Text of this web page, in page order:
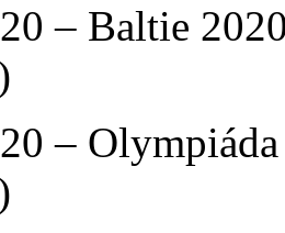
– Baltie
–